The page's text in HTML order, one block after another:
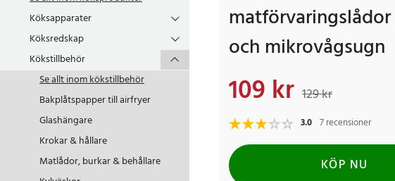
Köksapparater
Köksredskap
Kökstillbehör
Se allt inomkökstillbehör
Bakplåtspapper till airfryer
Glashängare
Krokar & hållare
Matlådor, burkar & behållare
och mikrovågsugn
Nuvarande pris
109 kr 129 kr
3.0 7 recensioner
KÖP NU